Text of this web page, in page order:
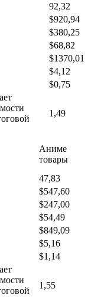
92,32
$920,94
$380,25
$68,82
$1370,01
$4,12
$0,75
1,49
Аниме
товары
47,83
$547,60
$247,00
$54,49
$849,09
$5,16
$1,14
1,55